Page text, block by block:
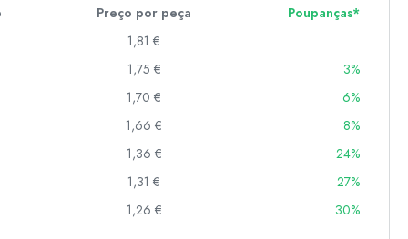
Preço por peça
Poupanças*
1,81 €
1,75 €
3%
1,70 €
6%
1,66 €
8%
1,36 €
24%
1,31 €
27%
1,26 € 30%